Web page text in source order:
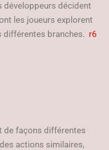
développeurs décident
les joueurs explorent
différentes branches. r6
de façons différentes
actions similaires,